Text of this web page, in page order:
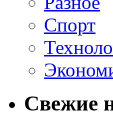
Спорт
Свежие